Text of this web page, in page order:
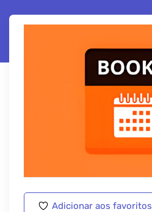
Adicionar aos favoritos